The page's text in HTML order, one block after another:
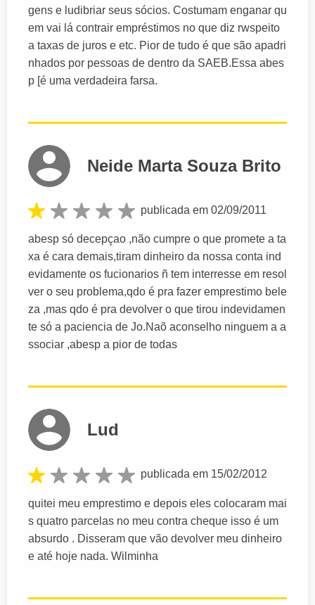
gens e ludibriar seus sócios. Costumam enganar qu
em vai lá contrair empréstimos no que diz rwspeito
a taxas de juros e etc. Pior de tudo é que são apadri
nhados por pessoas de dentro da SAEB.Essa abes
p [é uma verdadeira farsa.
Neide Marta Souza Brito
publicada em 02/09/2011
abesp só decepçao ,não cumpre o que promete a ta
xa é cara demais,tiram dinheiro da nossa conta ind
evidamente os fucionarios ñ tem interresse em resol
ver o seu problema,qdo é pra fazer emprestimo bele
za ,mas qdo é pra devolver o que tirou indevidamen
te só a paciencia de Jo.Naõ aconselho ninguem a a
ssociar ,abesp a pior de todas
Lud
publicada em 15/02/2012
quitei meu emprestimo e depois eles colocaram mai
s quatro parcelas no meu contra cheque isso é um
absurdo . Disseram que vão devolver meu dinheiro
e até hoje nada. Wilminha